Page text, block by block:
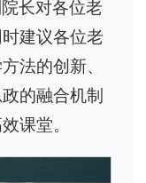
长对各位老
建议各位老
法的创新、
的融合机制
课堂。